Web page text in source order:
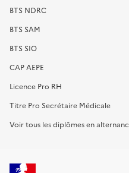
BTS NDRC
BTS SAM
BTS SIO
CAP AEPE
Licence Pro RH
Titre Pro Secrétaire Médicale
Voir tous les diplômes en